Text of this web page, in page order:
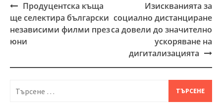
Post
navigation
Продуцентска къща
ще селектира български
независими филми през
юни
Изискванията за
социално дистанциране
са довели до значително
ускоряване на
дигитализацията
за: